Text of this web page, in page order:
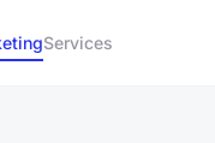
Services